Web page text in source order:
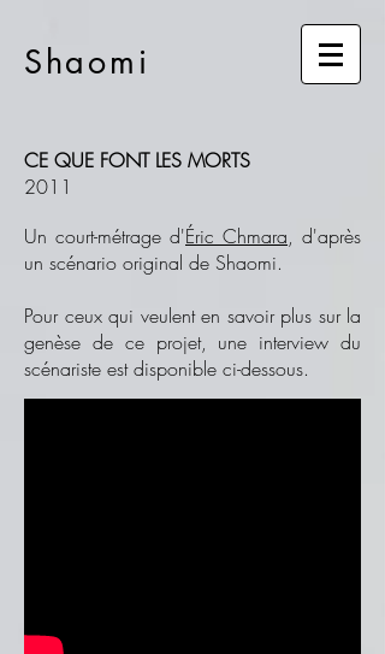
Shaomi
CE QUE FONT LES MORTS
2011
Un court-métrage d'Éric Chmara, d'après
un scénario original de Shaomi.
Pour ceux qui veulent en savoir plus sur la
genèse de ce projet, une interview du
scénariste est disponible ci-dessous.